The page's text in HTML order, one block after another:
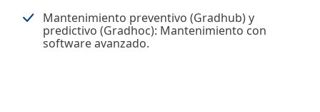
Mantenimiento preventivo (Gradhub) y
predictivo (Gradhoc): Mantenimiento con
software avanzado.